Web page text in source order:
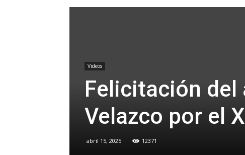
Videos
Felicitación
Velazco por el
abril 15, 2025 12371